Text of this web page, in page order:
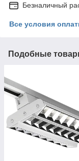
Безналичный
Все условия
Подобные